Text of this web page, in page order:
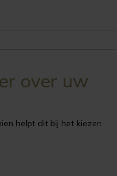
over uw
helpt dit bij het kiezen